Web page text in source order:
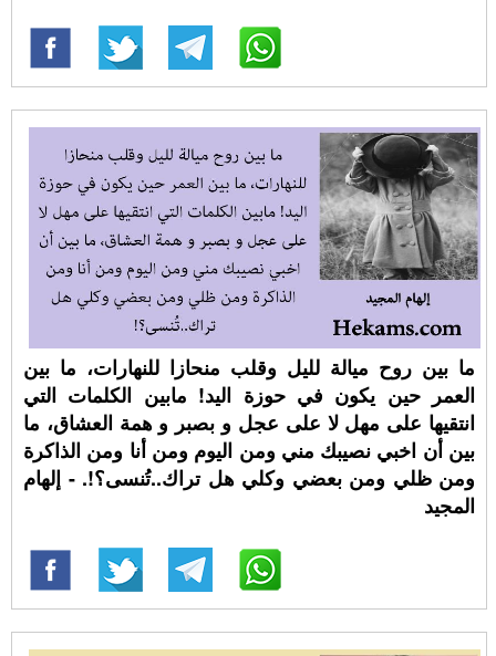
ما بين روح ميالة لليل وقلب منحازا للنهارات، ما بين
العمر حين يكون في حوزة اليد! مابين الكلمات التي
انتقيها على مهل لا على عجل و بصبر و همة العشاق، ما
بين أن اخبي نصيبك مني ومن اليوم ومن أنا ومن الذاكرة
ومن ظلي ومن بعضي وكلي هل تراك..تُنسى؟!. - إلهام
المجيد